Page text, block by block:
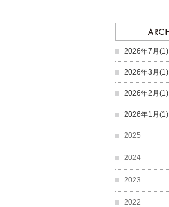
2026年7月(1)
2026年3月(1)
2026年2月(1)
2026年1月(1)
2025
2024
2023
2022